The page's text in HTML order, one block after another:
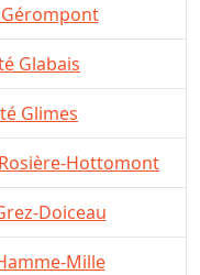
Glabais
Glimes
Hottomont
Doiceau
Mille